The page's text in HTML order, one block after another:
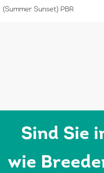
(Summer Sunset) PBR
Sind Sie
wie